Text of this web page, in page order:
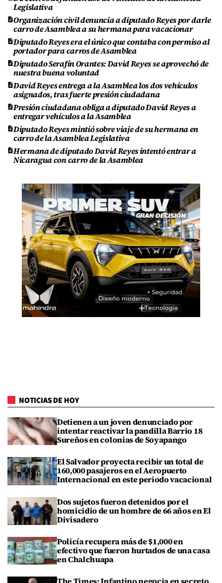
Legislativa
Organización civil denuncia a diputado Reyes por darle
carro de Asamblea a su hermana para vacacionar
Diputado Reyes era el único que contaba con permiso al
portador para carros de Asamblea
Diputado Serafín Orantes: David Reyes se aprovechó de
nuestra buena voluntad
David Reyes entrega a la Asamblea los dos vehículos
asignados, tras fuerte presión ciudadana
Presión ciudadana obliga a diputado David Reyes a
entregar vehículos a la Asamblea
Diputado Reyes mintió sobre viaje de su hermana en
carro de la Asamblea Legislativa
Hermana de diputado David Reyes intentó entrar a
Nicaragua con carro de la Asamblea
NOTICIAS DE HOY
Detienen a un joven denunciado por
intentar reactivar la pandilla Barrio 18
Sureños en colonias de Soyapango
El Salvador proyecta recibir un total de
160,000 pasajeros en el Aeropuerto
Internacional en este periodo vacacional
Dos sujetos fueron detenidos por el
homicidio de un hombre de 66 años en El
Divisadero
Policía recupera más de $1,000 en
efectivo que fueron hurtados de una casa
en Chalchuapa